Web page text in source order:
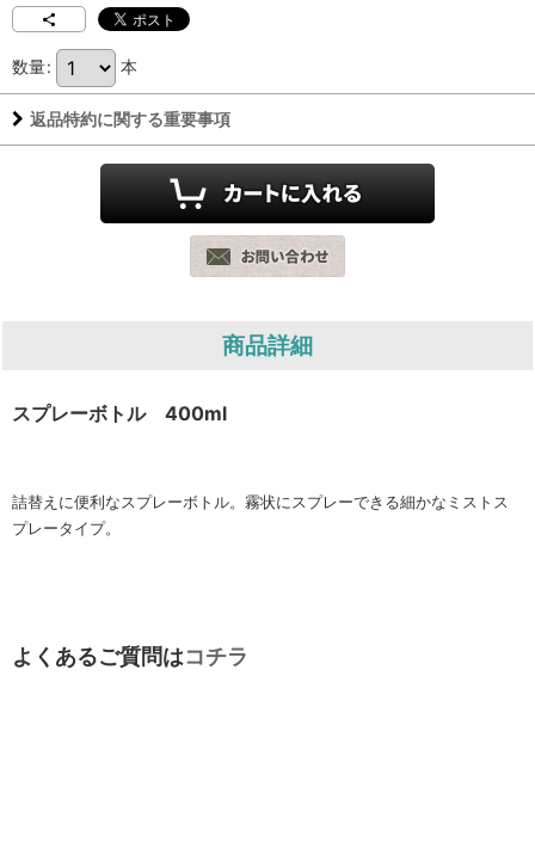
数量: 本
返品特約に関する重要事項
商品詳細
スプレーボトル 400ml
詰替えに便利なスプレーボトル。霧状にスプレーできる細かなミストス
プレータイプ。
よくあるご質問はコチラ